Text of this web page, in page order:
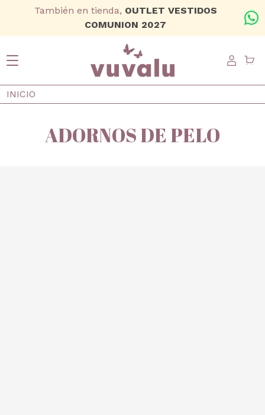
Ir al contenido principal
También en tienda, OUTLET VESTIDOS
COMUNION 2027
Ruta de navegación
INICIO
ADORNOS DE PELO